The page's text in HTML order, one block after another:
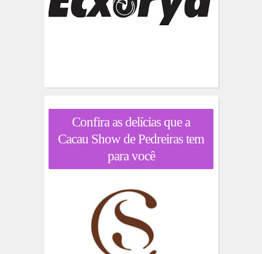
Confira as delícias que a
Cacau Show de Pedreiras tem
para você